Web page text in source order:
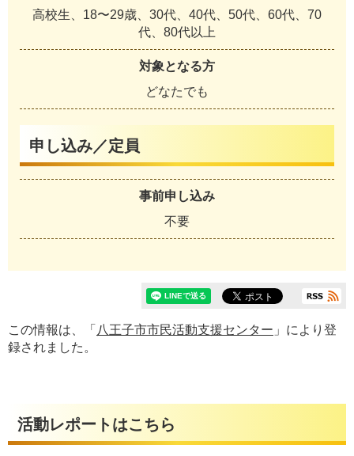
高校生、18〜29歳、30代、40代、50代、60代、70
代、80代以上
対象となる方
どなたでも
申し込み／定員
事前申し込み
不要
この情報は、「 八王子市市民活動支援センター 」により登
録されました。
活動レポートはこちら